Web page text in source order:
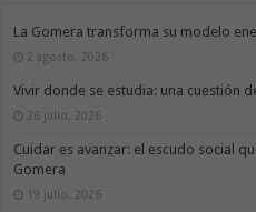
La Gomera transforma su modelo
2 agosto, 2026
Vivir donde se estudia: una cuestión
26 julio, 2026
Cuidar es avanzar: el escudo social
Gomera
19 julio, 2026